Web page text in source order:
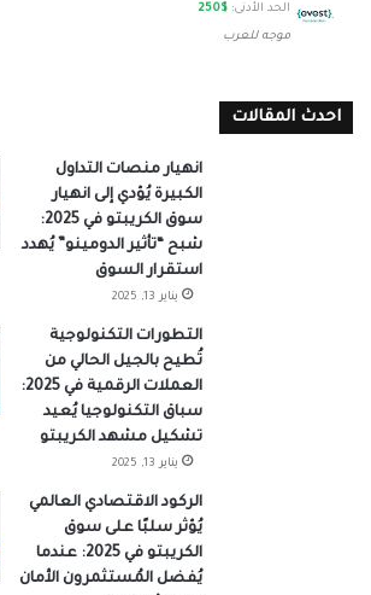
الحد الأدنى: $250
موجه للعرب
احدث المقالات
انهيار منصات التداول
الكبيرة يُؤدي إلى انهيار
سوق الكريبتو في 2025:
شبح “تأثير الدومينو” يُهدد
استقرار السوق
يناير 13, 2025
التطورات التكنولوجية
تُطيح بالجيل الحالي من
العملات الرقمية في 2025:
سباق التكنولوجيا يُعيد
تشكيل مشهد الكريبتو
يناير 13, 2025
الركود الاقتصادي العالمي
يُؤثر سلبًا على سوق
الكريبتو في 2025: عندما
يُفضل المُستثمرون الأمان